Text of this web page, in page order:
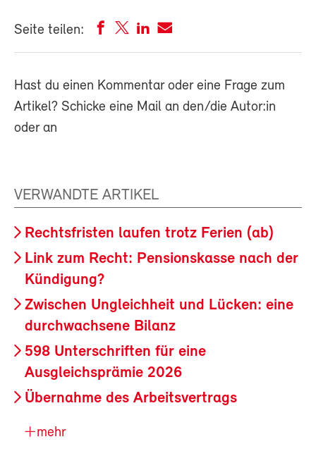
Seite teilen:
Hast du einen Kommentar oder eine Frage zum
Artikel? Schicke eine Mail an den/die Autor:in
oder an
VERWANDTE ARTIKEL
Rechtsfristen laufen trotz Ferien (ab)
Link zum Recht: Pensionskasse nach der
Kündigung?
Zwischen Ungleichheit und Lücken: eine
durchwachsene Bilanz
598 Unterschriften für eine
Ausgleichsprämie 2026
Übernahme des Arbeitsvertrags
mehr